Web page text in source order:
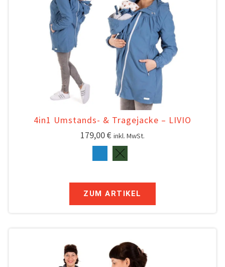
4in1 Umstands- & Tragejacke – LIVIO
179,00€ inkl. MwSt.
ZUM ARTIKEL